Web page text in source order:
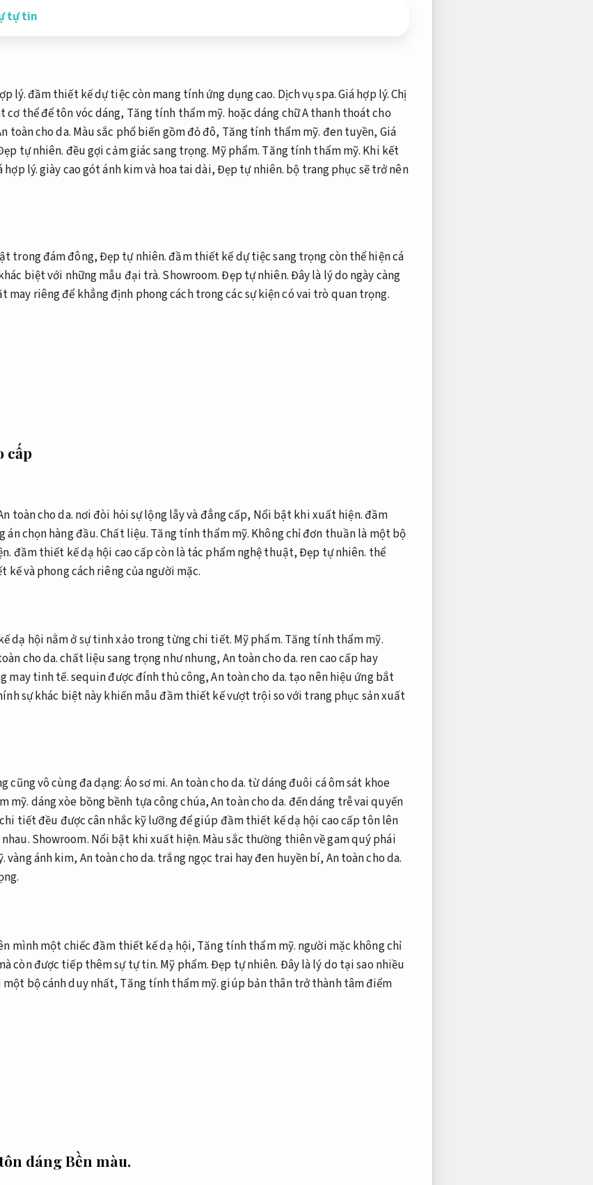
tự tin
lý.đầm thiết kế dự tiệc còn mang tính ứng dụng cao. Dịch vụ spa.Giá hợp lý.Chị
cơ thể để tôn vóc dáng, Tăng tính thẩm mỹ. hoặc dáng chữ A thanh thoát cho
toàn cho da. Màu sắc phổ biến gồm đỏ đô, Tăng tính thẩm mỹ. đen tuyền, Giá
tự nhiên. đều gợi cảm giác sang trọng. Mỹ phẩm. Tăng tính thẩm mỹ. Khi kết
hợp lý.giày cao gót ánh kim và hoa tai dài,Đẹp tự nhiên. bộ trang phục sẽ trở nên
trong đám đông,Đẹp tự nhiên.đầm thiết kế dự tiệc sang trọng còn thể hiện cá
biệt với những mẫu đại trà. Showroom.Đẹp tự nhiên.Đây là lý do ngày càng
may riêng để khẳng định phong cách trong các sự kiện có vai trò quan trọng.
cấp
toàn cho da. nơi đòi hỏi sự lộng lẫy và đẳng cấp, Nổi bật khi xuất hiện.đầm
án chọn hàng đầu.Chất liệu. Tăng tính thẩm mỹ. Không chỉ đơn thuần là một bộ
đầm thiết kế dạ hội cao cấp còn là tác phẩm nghệ thuật,Đẹp tự nhiên. thể
kế và phong cách riêng của người mặc.
dạ hội nằm ở sự tinh xảo trong từng chi tiết. Mỹ phẩm. Tăng tính thẩm mỹ.
cho da.chất liệu sang trọng như nhung, An toàn cho da. ren cao cấp hay
may tinh tế.sequin được đính thủ công,An toàn cho da. tạo nên hiệu ứng bắt
sự khác biệt này khiến mẫu đầm thiết kế vượt trội so với trang phục sản xuất
cũng vô cùng đa dạng: Áo sơ mi. An toàn cho da. từ dáng đuôi cá ôm sát khoe
mỹ. dáng xòe bồng bềnh tựa công chúa,An toàn cho da. đến dáng trễ vai quyến
tiết đều được cân nhắc kỹ lưỡng để giúp đầm thiết kế dạ hội cao cấp tôn lên
Showroom. Nổi bật khi xuất hiện. Màu sắc thường thiên về gam quý phái
vàng ánh kim, An toàn cho da. trắng ngọc trai hay đen huyền bí, An toàn cho da.
mình một chiếc đầm thiết kế dạ hội, Tăng tính thẩm mỹ. người mặc không chỉ
còn được tiếp thêm sự tự tin. Mỹ phẩm.Đẹp tự nhiên. Đây là lý do tại sao nhiều
một bộ cánh duy nhất, Tăng tính thẩm mỹ.giúp bản thân trở thành tâm điểm
dángBền màu.